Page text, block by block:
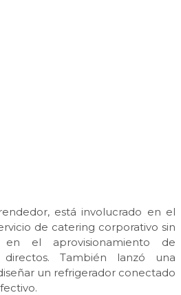
está involucrado en el
de catering corporativo sin
en el aprovisionamiento de
También lanzó una
un refrigerador conectado